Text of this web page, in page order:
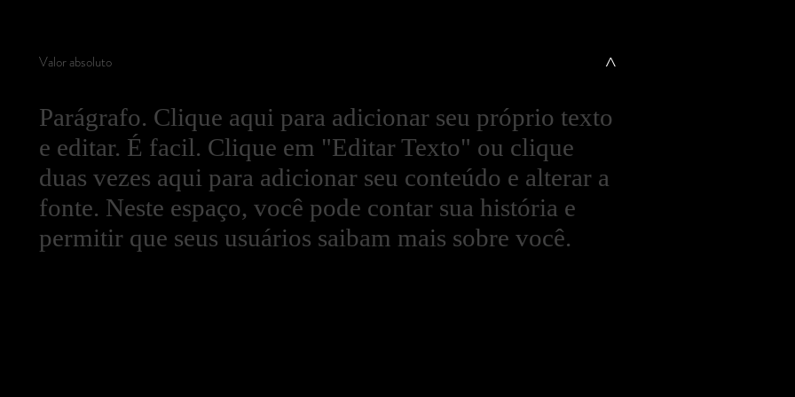
Valor absoluto ^
Parágrafo. Clique aqui para adicionar seu próprio texto
e editar. É facil. Clique em "Editar Texto" ou clique
duas vezes aqui para adicionar seu conteúdo e alterar a
fonte. Neste espaço, você pode contar sua história e
permitir que seus usuários saibam mais sobre você.